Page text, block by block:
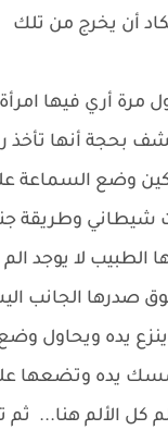
أن يخرج من تلك
مرة أري فيها
بحجة أنها تأخذ
وضع السماعة
شيطاني وطريقة
الطبيب لا يوجد الم
صدرها الجانب
ينزع يده ويحاول
يده وتضعها
كل الألم هنا...